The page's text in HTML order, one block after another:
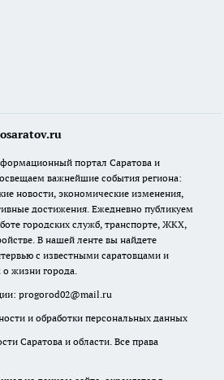
портал Саратова и
важнейшие события региона:
новости, экономические изменения,
достижения. Ежедневно публикуем
городских служб, транспорте, ЖКХ,
В нашей ленте вы найдете
с известными саратовцами и
о жизни города.
progorod02@mail.ru
и обработки персональных данных
Саратова и области. Все права